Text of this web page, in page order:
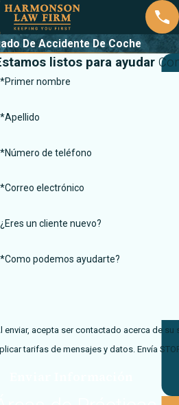
De Accidente De Coche
listos para ayudar
*Primer nombre
*Apellido
*Número de teléfono
*Correo electrónico
¿Eres un cliente nuevo?
*Como podemos ayudarte?
enviar, acepta ser contactado acerca de
tarifas de mensajes y datos. Envía